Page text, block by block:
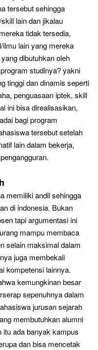
tersebut sehingga
lain dan jikalau
tidak tersedia,
lain yang mereka
dibutuhkan oleh
studinya? yakni
tinggi dan dinamis seperti
penguasaan iptek, skill
ini bisa direalisasikan,
bagi program
tersebut setelah
lain dalam bekerja,
memiliki andil sehingga
di indonesia. Bukan
tapi argumentasi ini
mampu membaca
selain maksimal dalam
juga membekali
kompetensi lainnya.
kemungkinan besar
sepenuhnya dalam
jurusan sejarah
membutuhkan alumni
itu ada banyak kampus
dan bisa mencetak